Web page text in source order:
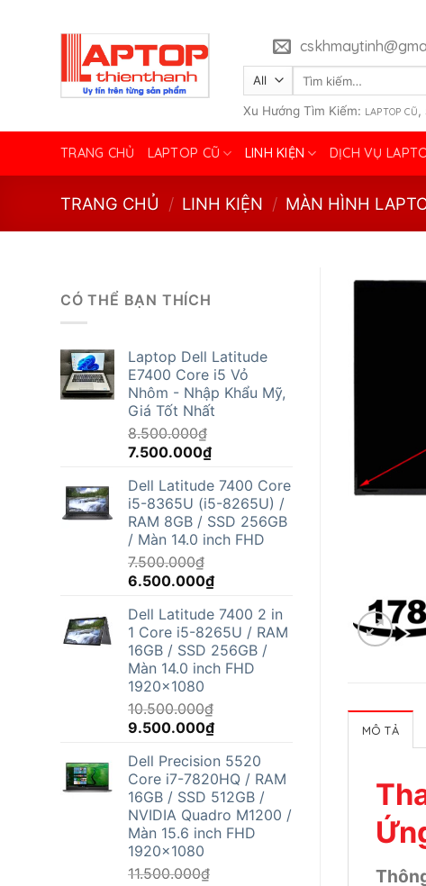
Tìm
Xu Hướng Tìm Kiếm: LAPTOP CŨ,
TRANG CHỦ LAPTOP CŨ LINH KIỆN DỊCH VỤ
TRANG CHỦ / LINH KIỆN / MÀN HÌNH
CÓ THỂ BẠN THÍCH
Laptop Dell Latitude
E7400 Core i5 Vỏ
Nhôm - Nhập Khẩu Mỹ,
Giá Tốt Nhất
8.500.000₫
Giá
là:
8.500.000₫.
7.500.000₫Giá
tại
là:
7.500.000₫.
Dell Latitude 7400 Core
i5-8365U (i5-8265U) /
RAM 8GB / SSD 256GB
/ Màn 14.0 inch FHD
7.500.000₫
Giá
là:
7.500.000₫.
6.500.000₫Giá
tại
là:
6.500.000₫.
Dell Latitude 7400 2 in
1 Core i5-8265U / RAM
16GB / SSD 256GB /
Màn 14.0 inch FHD
1920x1080
10.500.000₫
Giá
là:
10.500.000₫.
9.500.000₫Giá
tại
là:
9.500.000₫.
Dell Precision 5520
Core i7-7820HQ / RAM
16GB / SSD 512GB /
NVIDIA Quadro M1200 /
Màn 15.6 inch FHD
1920x1080
11.500.000₫
MÔ TẢ